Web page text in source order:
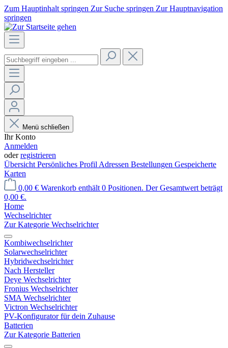
Zum Hauptinhalt springen Zur Suche springen Zur Hauptnavigation
springen
Menü schließen
Ihr Konto
Anmelden
oderregistrieren
Übersicht Persönliches Profil Adressen Bestellungen Gespeicherte
Karten
0,00 € Warenkorb enthält 0 Positionen. Der Gesamtwert beträgt
0,00 €.
Home
Wechselrichter
Zur Kategorie Wechselrichter
Kombiwechselrichter
Solarwechselrichter
Hybridwechselrichter
Nach Hersteller
Deye Wechselrichter
Fronius Wechselrichter
SMA Wechselrichter
Victron Wechselrichter
PV-Konfigurator für dein Zuhause
Batterien
Zur Kategorie Batterien